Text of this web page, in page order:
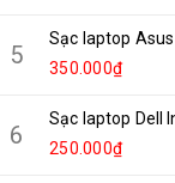
5
Sạc laptop
350.000₫
6
Sạc laptop Dell
250.000₫